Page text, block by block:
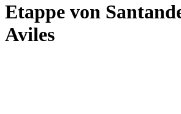
Etappe von
Aviles